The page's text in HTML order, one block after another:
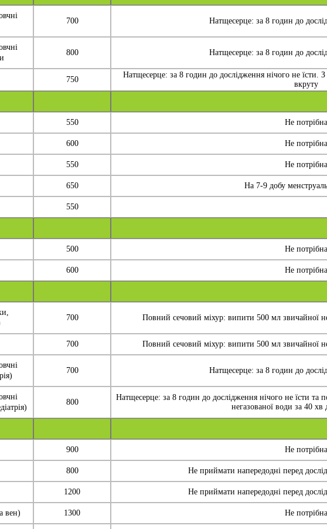
700 Натщесерце: за 8 годин до
800 Натщесерце: за 8 годин до
750
Натщесерце: за 8 годин до дослідження нічого не
вкруту
550 Не потрібна
600 Не потрібна
550 Не потрібна
650 На 7-9 добу
550
500 Не потрібна
600 Не потрібна
700 Повний сечовий міхур: випити 500 мл звичайної
700 Повний сечовий міхур: випити 500 мл звичайної
700 Натщесерце: за 8 годин до
800
Натщесерце: за 8 годин до дослідження нічого не їсти
негазованої води за 40 хв
900 Не потрібна
800 Не приймати напередодні перед
1200 Не приймати напередодні перед
вен) 1300 Не потрібна